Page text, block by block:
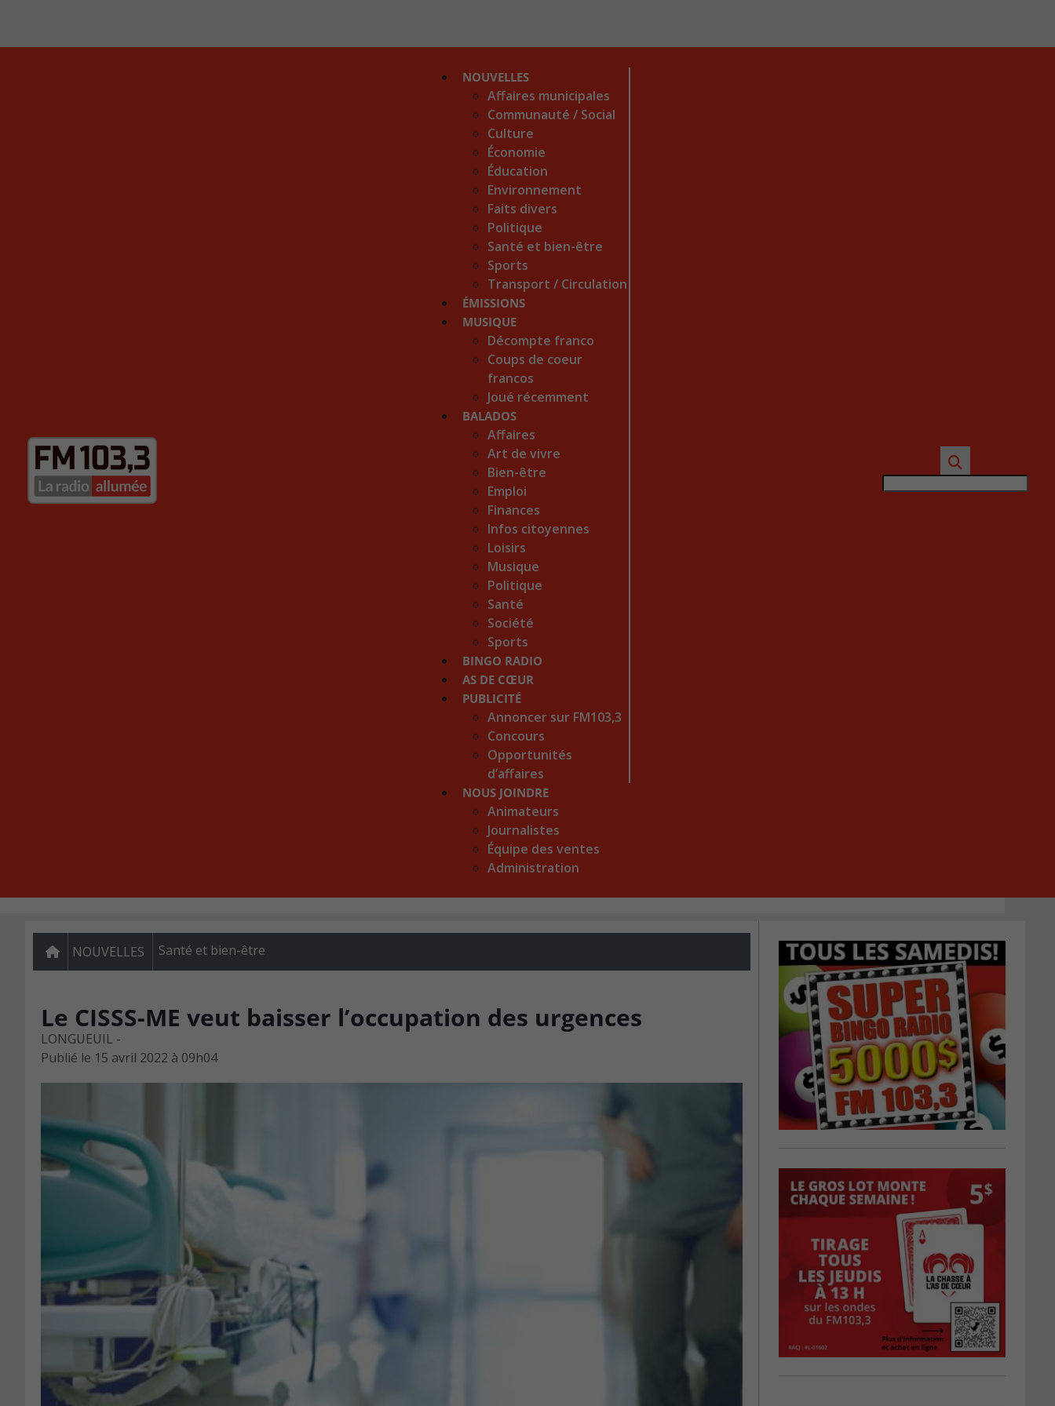
NOUVELLES
Affaires municipales
Communauté / Social
Culture
Économie
Éducation
Environnement
Faits divers
Politique
Santé et bien-être
Sports
Transport / Circulation
ÉMISSIONS
MUSIQUE
Décompte franco
Coups de coeur
francos
Joué récemment
BALADOS
Affaires
Art de vivre
Bien-être
Emploi
Finances
Infos citoyennes
Loisirs
Musique
Politique
Santé
Société
Sports
BINGO RADIO
AS DE CŒUR
PUBLICITÉ
Annoncer sur FM103,3
Concours
Opportunités
d’affaires
NOUS JOINDRE
Animateurs
Journalistes
Équipe des ventes
Administration
NOUVELLES Santé et bien-être
Le CISSS-ME veut baisser l’occupation des urgences
LONGUEUIL -
Publié le 15 avril 2022 à 09h04